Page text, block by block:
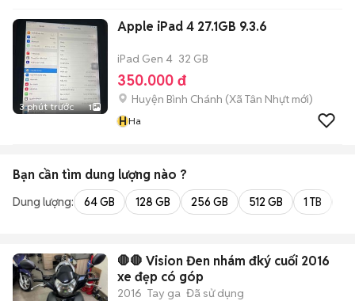
3 phút trước 1
Apple iPad 4 27.1GB 9.3.6
iPad Gen 4 32 GB
350.000 đ
Huyện Bình Chánh (Xã Tân Nhựt mới)
HHa
Bạn cần tìm dung lượng nào ?
Dung lượng: 64 GB 128 GB 256 GB 512 GB 1 TB
🛑🛑 Vision Đen nhám đký cuối 2016
xe đẹp có góp
2016 Tay ga Đã sử dụng